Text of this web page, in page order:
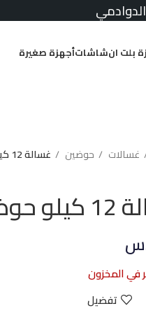
بلت انشاشاتأجهزة صغيرة
غسالات حوضين غسالة 12 كيلو حوضين دورا أبيض
أبيض
في المخزون
تفضيل